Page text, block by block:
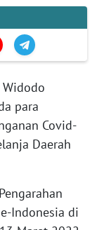
Widodo
para
Covid-
Daerah
Indonesia di